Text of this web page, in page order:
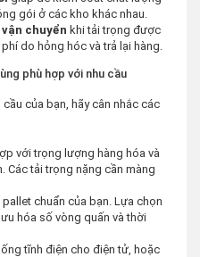
gói ở các kho khác nhau.
chuyển khi tải trọng được
do hỏng hóc và trả lại hàng.
phù hợp với nhu cầu
của bạn, hãy cân nhắc các
với trọng lượng hàng hóa và
Các tải trọng nặng cần màng
chuẩn của bạn. Lựa chọn
hóa số vòng quấn và thời
tĩnh điện cho điện tử, hoặc